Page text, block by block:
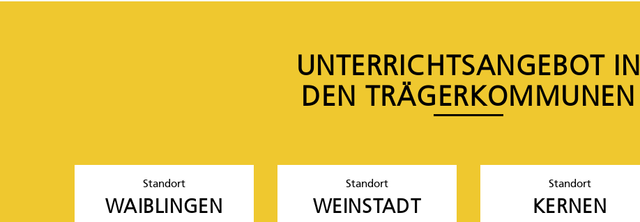
UNTERRICHTS­ANGEBOT IN
DEN TRÄGER­KOMMUNEN
Standort
WAIBLINGEN
Standort
WEINSTADT
Standort
KERNEN